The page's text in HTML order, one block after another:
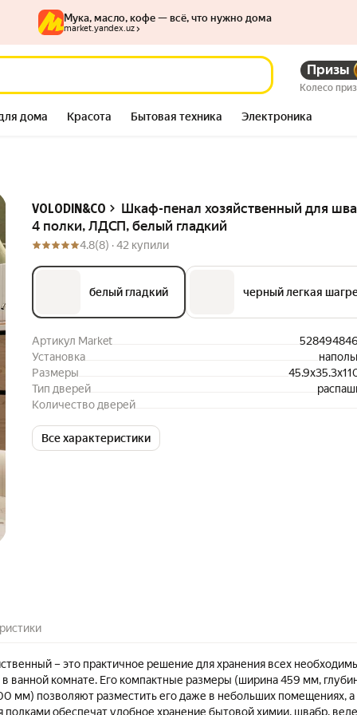
Призы
Колесо
дома Красота Бытовая техника Электроника
Мука, масло, кофе — всё, что нужно дома
market.yandex.uz
VOLODIN&CO
Шкаф-пенал хозяйственный для
4 полки, ЛДСП, белый гладкий
4.8(8) ·42 купили
белый гладкий черный легкая
Артикул Market
Установка
Размеры
Тип дверей
Количество дверей
Все характеристики
ЛДСП, белый гладкий
– это практичное решение для хранения всех
ванной комнате. Его компактные размеры (ширина 459 мм,
мм) позволяют разместить его даже в небольших помещениях, а
полками обеспечат удобное хранение бытовой химии, швабр,